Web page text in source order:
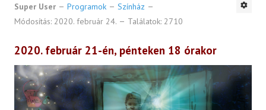
Super User Programok
Színház
Módosítás: 2020. február 24.
Találatok: 2710
2020. február 21-én, pénteken 18 órakor